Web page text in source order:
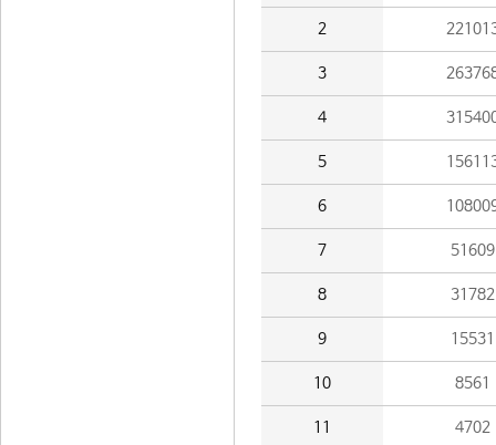
2
3
4
5
6
7 51609
8 31782
9 15531
10 8561
11 4702